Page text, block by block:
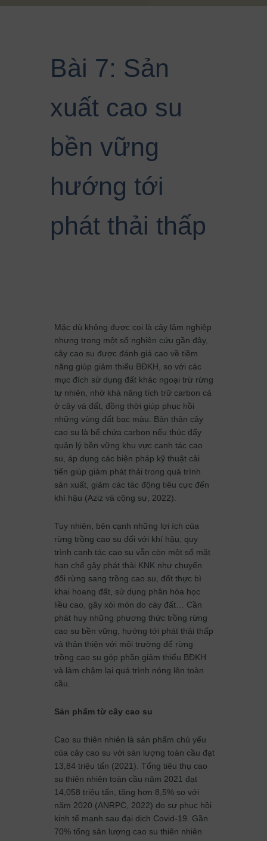
Bài 7: Sản
xuất cao su
bền vững
hướng tới
phát thải thấp
Mặc dù không được coi là cây lâm nghiệp
nhưng trong một số nghiên cứu gần đây,
cây cao su được đánh giá cao về tiềm
năng giúp giảm thiểu BĐKH, so với các
mục đích sử dụng đất khác ngoại trừ rừng
tự nhiên, nhờ khả năng tích trữ carbon cả
ở cây và đất, đồng thời giúp phục hồi
những vùng đất bạc màu. Bản thân cây
cao su là bể chứa carbon nếu thúc đẩy
quản lý bền vững khu vực canh tác cao
su, áp dụng các biện pháp kỹ thuật cải
tiến giúp giảm phát thải trong quá trình
sản xuất, giảm các tác động tiêu cực đến
khí hậu (Aziz và cộng sự, 2022).
Tuy nhiên, bên cạnh những lợi ích của
rừng trồng cao su đối với khí hậu, quy
trình canh tác cao su vẫn còn một số mặt
hạn chế gây phát thải KNK như chuyển
đổi rừng sang trồng cao su, đốt thực bì
khai hoang đất, sử dụng phân hóa học
liều cao, gây xói mòn do cày đất… Cần
phát huy những phương thức trồng rừng
cao su bền vững, hướng tới phát thải thấp
và thân thiện với môi trường để rừng
trồng cao su góp phần giảm thiểu BĐKH
và làm chậm lại quá trình nóng lên toàn
cầu.
Sản phẩm từ cây cao su
Cao su thiên nhiên là sản phẩm chủ yếu
của cây cao su với sản lượng toàn cầu đạt
13,84 triệu tấn (2021). Tổng tiêu thụ cao
su thiên nhiên toàn cầu năm 2021 đạt
14,058 triệu tấn, tăng hơn 8,5% so với
năm 2020 (ANRPC, 2022) do sự phục hồi
kinh tế mạnh sau đại dịch Covid-19. Gần
70% tổng sản lượng cao su thiên nhiên